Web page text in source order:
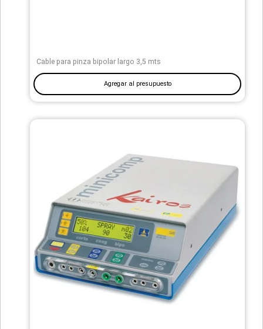
Cable para pinza bipolar largo 3,5 mts
Agregar al presupuesto